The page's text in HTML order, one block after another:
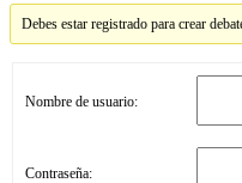
Debes estar registrado para crear
Nombre de usuario:
Contraseña: